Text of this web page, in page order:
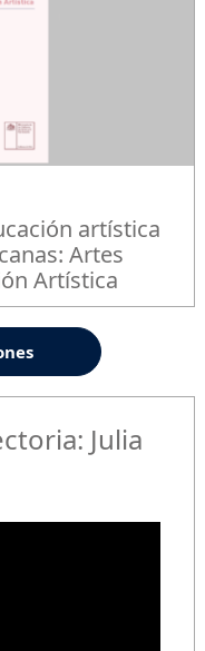
artística
Artes
Artística
Julia